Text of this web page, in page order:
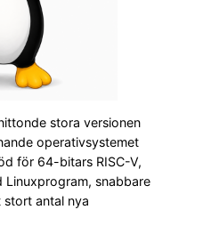
stora versionen
operativsystemet
för 64-bitars RISC-V,
snabbare
stort antal nya